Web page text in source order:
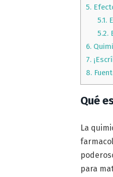
5.
5.1.
5.2.
6.
7.
8.
Qué
La
para